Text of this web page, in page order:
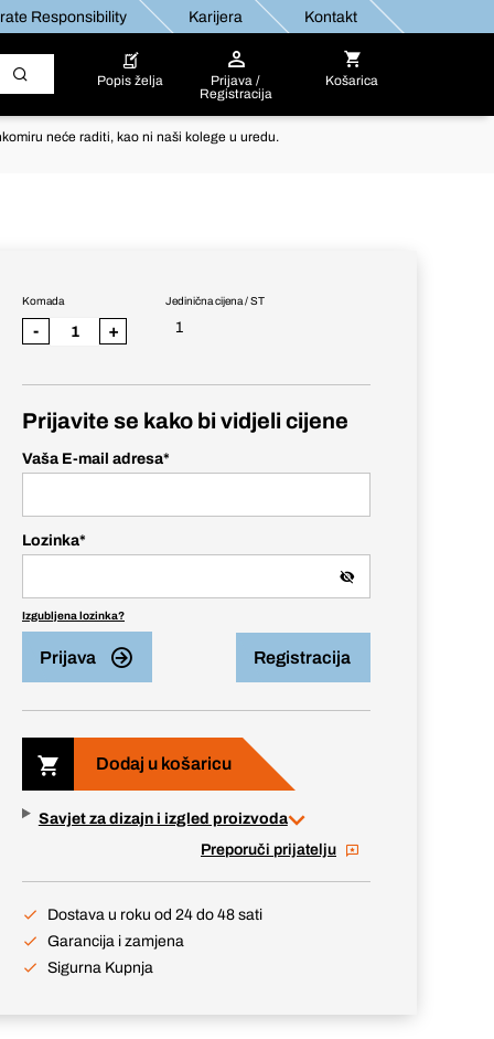
Responsibility Karijera Kontakt
Popis želja
Prijava /
Registracija
Košarica
neće raditi, kao ni naši kolege u uredu.
Jedinična cijena / ST
1
Komada
- +
Prijavite se kako bi vidjeli cijene
Vaša E-mail adresa*
Lozinka*
Izgubljena lozinka?
Prijava Registracija
Dodaj u košaricu
Savjet za dizajn i izgled proizvoda
Preporuči prijatelju
Dostava u roku od 24 do 48 sati
Garancija i zamjena
Sigurna Kupnja